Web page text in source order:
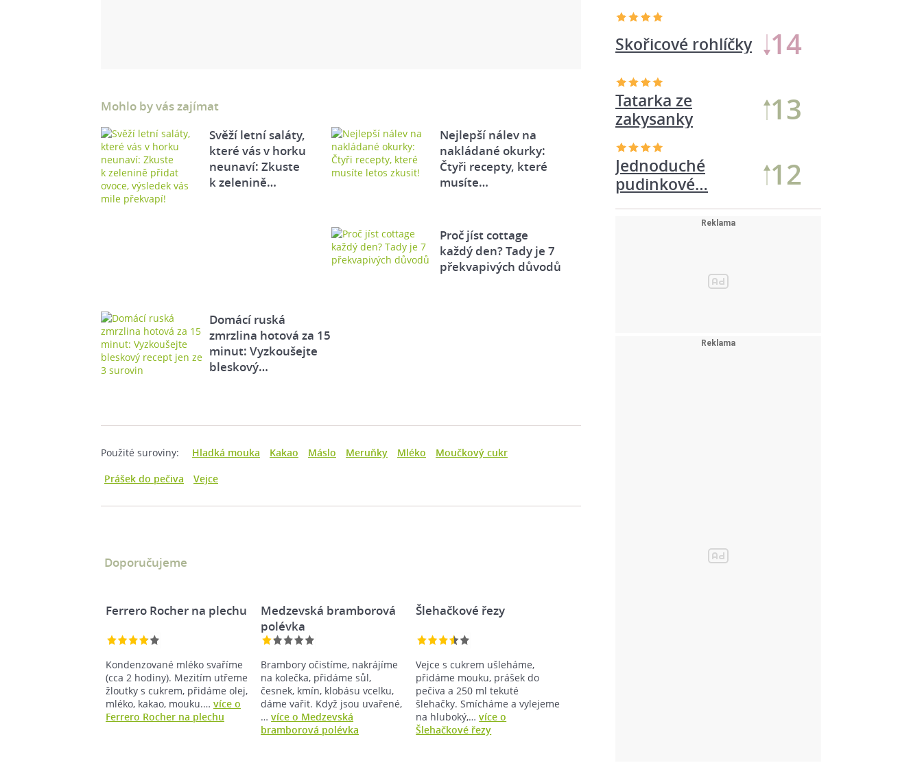
Mohlo by vás zajímat
Svěží letní saláty,
které vás v horku
neunaví: Zkuste
k zelenině…
Nejlepší nálev na
nakládané okurky:
Čtyři recepty, které
musíte…
Proč jíst cottage
každý den? Tady je 7
překvapivých důvodů
Domácí ruská
zmrzlina hotová za 15
minut: Vyzkoušejte
bleskový…
Použité suroviny: Hladká mouka Kakao Máslo Meruňky Mléko
Moučkový cukr
Prášek do pečiva
Vejce
Doporučujeme
Ferrero Rocher na plechu
Kondenzované mléko svaříme
(cca 2 hodiny). Mezitím utřeme
žloutky s cukrem, přidáme olej,
mléko, kakao, mouku.… více o
Ferrero Rocher na plechu
Medzevská bramborová
polévka
Brambory očistíme, nakrájíme
na kolečka, přidáme sůl,
česnek, kmín, klobásu vcelku,
dáme vařit. Když jsou uvařené,
…více o Medzevská
bramborová polévka
Šlehačkové řezy
Vejce s cukrem ušleháme,
přidáme mouku, prášek do
pečiva a 250 ml tekuté
šlehačky. Smícháme a vylejeme
na hluboký,…více o
Šlehačkové řezy
Skořicové rohlíčky 14
Jednoduché
pudinkové…
12
Tatarka ze
zakysanky
13